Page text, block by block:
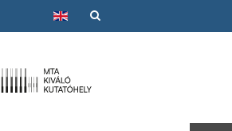
Válasszon nyelvet